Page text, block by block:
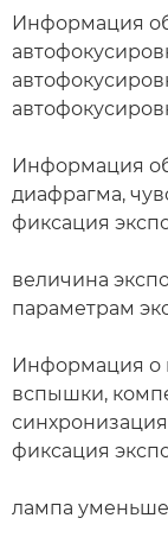
Информация
Информация
диафрагма,
фиксация
величина
параметрам
Информация о
вспышки,
фиксация
лампа